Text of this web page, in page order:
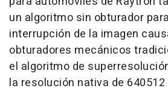
un algoritmo sin obturador
interrupción de la imagen
obturadores mecánicos
el algoritmo de
la resolución nativa de